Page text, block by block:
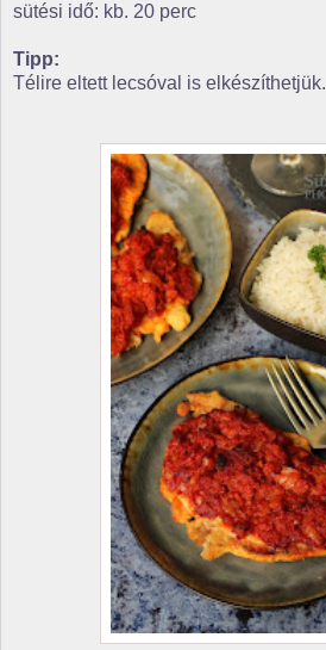
sütési idő: kb. 20 perc
Tipp:
Télire eltett lecsóval is elkészíthetjük.